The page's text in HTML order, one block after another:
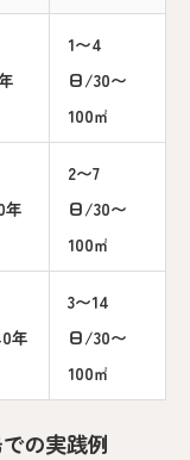
1〜4
日/30〜
100㎡
年
2〜7
日/30〜
100㎡
年
3〜14
日/30〜
100㎡
の実践例